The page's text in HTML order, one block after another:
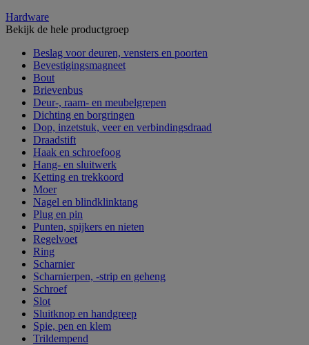
Hardware
Bekijk de hele productgroep
Beslag voor deuren, vensters en poorten
Bevestigingsmagneet
Bout
Brievenbus
Deur-, raam- en meubelgrepen
Dichting en borgringen
Dop, inzetstuk, veer en verbindingsdraad
Draadstift
Haak en schroefoog
Hang- en sluitwerk
Ketting en trekkoord
Moer
Nagel en blindklinktang
Plug en pin
Punten, spijkers en nieten
Regelvoet
Ring
Scharnier
Scharnierpen, -strip en geheng
Schroef
Slot
Sluitknop en handgreep
Spie, pen en klem
Trildempend